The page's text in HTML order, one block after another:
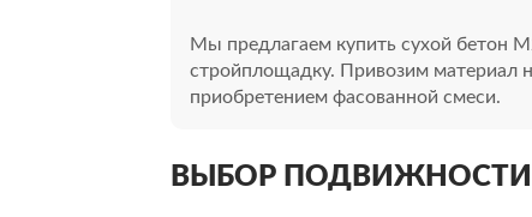
Мы предлагаем купить сухой бетон
стройплощадку. Привозим материал
приобретением фасованной смеси.
ВЫБОР ПОДВИЖНОСТИ